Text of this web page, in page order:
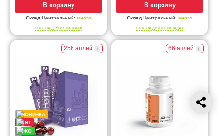
В корзину
Склад Центральный: много
ЕСТЬ НА ДРУГИХ СКЛАДАХ
В корзину
Склад Центральный: много
ЕСТЬ НА ДРУГИХ СКЛАДАХ
256 аплей 66 аплей